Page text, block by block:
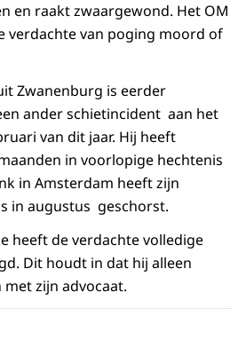
en raakt zwaargewond. Het OM
verdachte van poging moord of
Zwanenburg is eerder
ander schietincident aan het
van dit jaar. Hij heeft
in voorlopige hechtenis
in Amsterdam heeft zijn
in augustus geschorst.
heeft de verdachte volledige
Dit houdt in dat hij alleen
zijn advocaat.